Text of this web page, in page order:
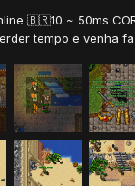
🇧🇷10 ~ 50ms
tempo e venha